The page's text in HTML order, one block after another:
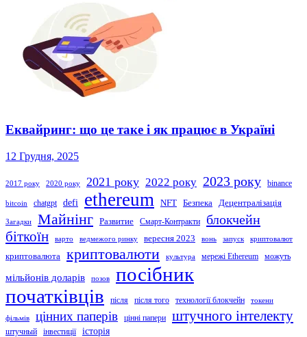
Еквайринг: що це таке і як працює в Україні
12 Грудня, 2025
2017 року 2020 року 2021 року 2022 року 2023 року binance
bitcoin chatgpt defi ethereum NFT Безпека Децентралізація
Загадки Майнінг Развитие Смарт-Контракти блокчейн
біткоїн варто ведмежого ринку вересня 2023 вонь запуск криптовалют
криптовалюта криптовалюти культура мережі Ethereum можуть
мільйонів доларів позов посібник
початківців після після того технології блокчейн токени
фільмів цінних паперів цінні папери штучного інтелекту
штучный інвестиції історія